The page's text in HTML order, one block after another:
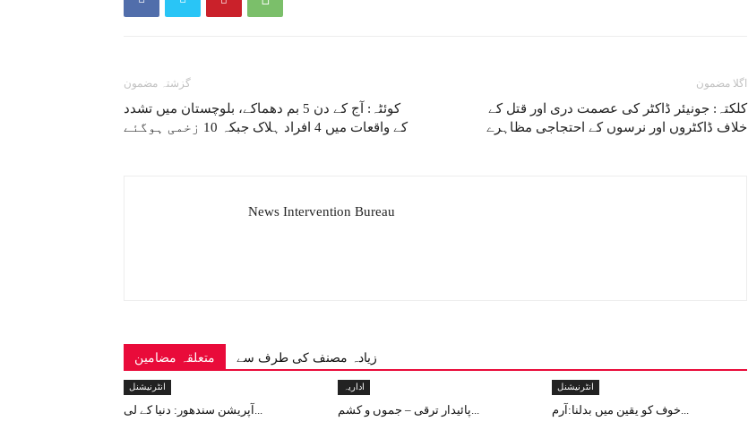
گزشتہ مضمون
کوئٹہ: آج کے دن 5 بم دھماکے، بلوچستان میں تشدد
کے واقعات میں 4 افراد ہلاک جبکہ 10 زخمی ہوگئے
اگلا مضمون
کلکتہ: جونیئر ڈاکٹر کی عصمت دری اور قتل کے
خلاف ڈاکٹروں اور نرسوں کے احتجاجی مظاہرے
News Intervention Bureau
متعلقہ مضامین زیادہ مصنف کی طرف سے
انٹرنیشنل
آپریشن سندھور: دنیا کے لی...
اداریہ
پائیدار ترقی – جموں و کشم...
انٹرنیشنل
خوف کو یقین میں بدلنا:آرم...